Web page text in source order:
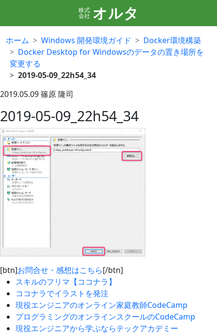
株式
会社 オルタ
ホーム Windows 開発環境ガイド
Docker環境構築
Docker Desktop for Windowsのデータの置き場所を
変更する
2019-05-09_22h54_34
2019.05.09篠原 隆司
2019-05-09_22h54_34
[btn]お問合せ・感想はこちら[/btn]
スキルのフリマ【ココナラ】
ココナラでイラストを発注
現役エンジニアのオンライン家庭教師CodeCamp
プログラミングのオンラインスクールのCodeCamp
現役エンジニアから学ぶならテックアカデミー